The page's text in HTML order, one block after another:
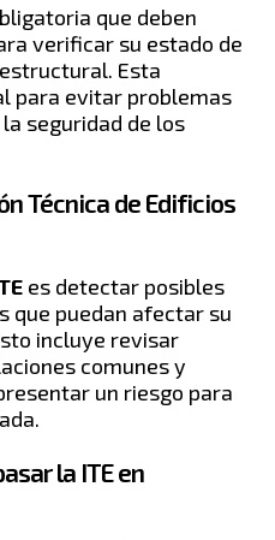
que deben
verificar su estado de
Esta
para evitar problemas
seguridad de los
Técnica de Edificios
es detectar posibles
que puedan afectar su
incluye revisar
comunes y
un riesgo para
la ITE en